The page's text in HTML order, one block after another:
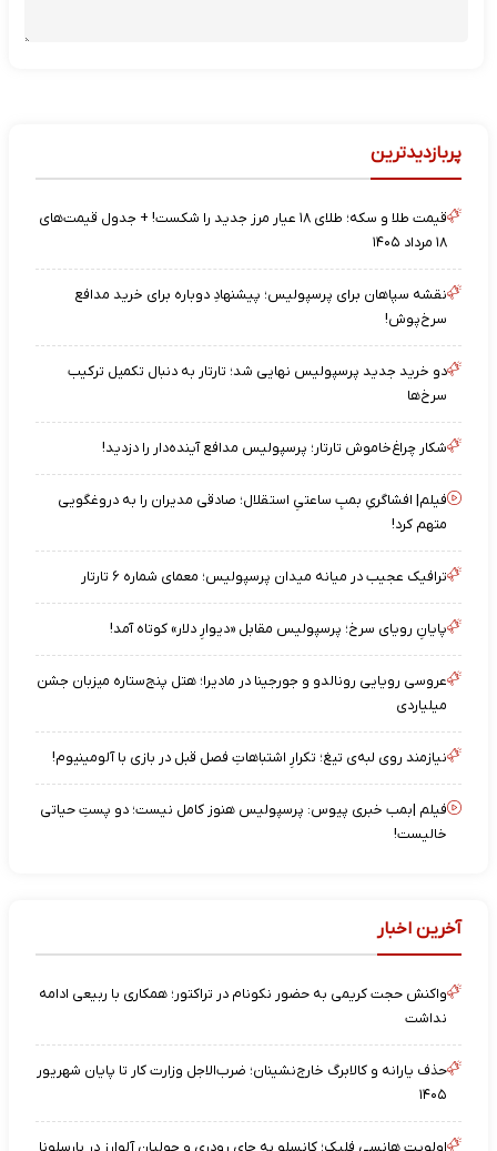
پربازدیدترین
قیمت طلا و سکه؛ طلای ۱۸ عیار مرز جدید را شکست! + جدول قیمت‌های
۱۸ مرداد ۱۴۰۵
نقشه‌ سپاهان برای پرسپولیس؛ پیشنهادِ دوباره برای خرید مدافع
سرخ‌پوش!
دو خرید جدید پرسپولیس نهایی شد؛ تارتار به دنبال تکمیل ترکیب
سرخ‌ها
شکار چراغ‌خاموش تارتار؛ پرسپولیس مدافع آینده‌دار را دزدید!
فیلم| افشاگریِ بمبِ ساعتیِ استقلال؛ صادقی مدیران را به دروغگویی
متهم کرد!
ترافیک عجیب در میانه میدان پرسپولیس؛ معمای شماره ۶ تارتار
پایانِ رویای سرخ؛ پرسپولیس مقابل «دیوارِ دلار» کوتاه آمد!
عروسی رویایی رونالدو و جورجینا در مادیرا؛ هتل پنج‌ستاره میزبان جشن
میلیاردی
نیازمند روی لبه‌ی تیغ؛ تکرارِ اشتباهاتِ فصل قبل در بازی با آلومینیوم!
فیلم |بمب خبری پیوس: پرسپولیس هنوز کامل نیست؛ دو پستِ حیاتی
خالیست!
آخرین اخبار
واکنش حجت کریمی به حضور نکونام در تراکتور؛ همکاری با ربیعی ادامه
نداشت
حذف یارانه و کالابرگ خارج‌نشینان؛ ضرب‌الاجل وزارت کار تا پایان شهریور
۱۴۰۵
اولویت هانسی فلیک؛ کانسلو به جای رودری و جولیان آلوارز در بارسلونا